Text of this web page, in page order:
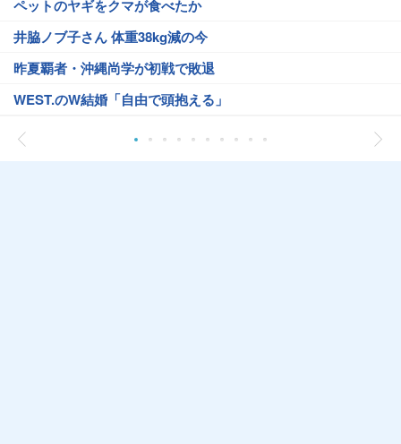
ペットのヤギをクマが食べたか
井脇ノブ子さん 体重38kg減の今
昨夏覇者・沖縄尚学が初戦で敗退
WEST.のW結婚「自由で頭抱える」